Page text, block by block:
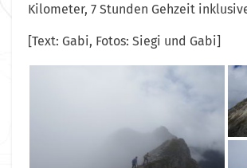
Kilometer, 7 Stunden Gehzeit
[Text: Gabi, Fotos: Siegi und Gabi]